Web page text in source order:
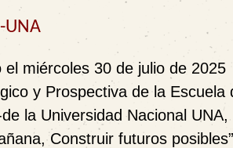
UNA
miércoles 30 de julio de 2025
y Prospectiva de la Escuela
la Universidad Nacional UNA,
Construir futuros